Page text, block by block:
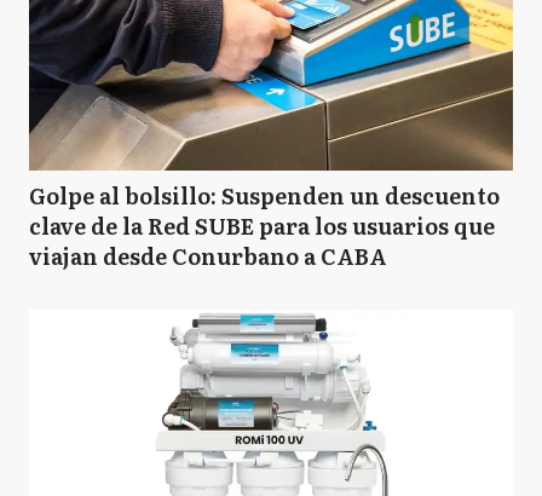
Golpe al bolsillo: Suspenden un descuento
clave de la Red SUBE para los usuarios que
viajan desde Conurbano a CABA